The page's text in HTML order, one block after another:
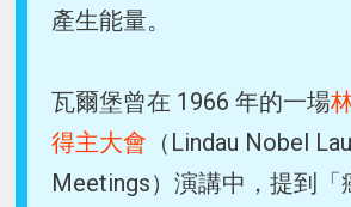
產生能量。
瓦爾堡曾在 1966 年的一場
得主大會 （Lindau Nobel
Meetings）演講中，提到「